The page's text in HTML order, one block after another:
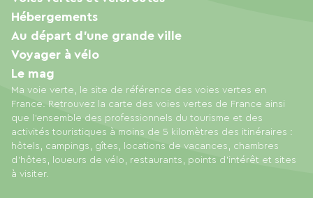
Ma voie verte, le site de référence des voies vertes en
France. Retrouvez la carte des voies vertes de France ainsi
que l'ensemble des professionnels du tourisme et des
activités touristiques à moins de 5 kilomètres des itinéraires :
hôtels, campings, gîtes, locations de vacances, chambres
d'hôtes, loueurs de vélo, restaurants, points d'intérêt et sites
à visiter.
Hébergements
Au départ d'une grande ville
Voyager à vélo
Le mag